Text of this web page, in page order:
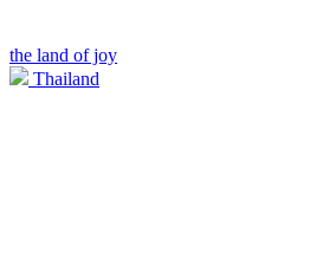
the land of joy
Thailand